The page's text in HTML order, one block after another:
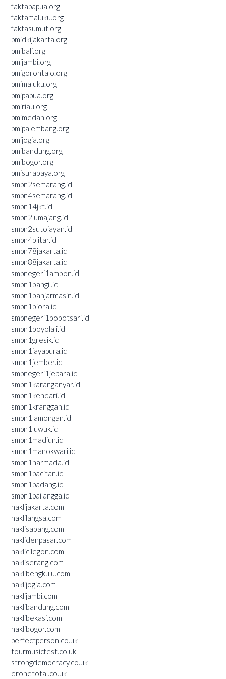
faktapapua.org
faktamaluku.org
faktasumut.org
pmidkijakarta.org
pmibali.org
pmijambi.org
pmigorontalo.org
pmimaluku.org
pmipapua.org
pmiriau.org
pmimedan.org
pmipalembang.org
pmijogja.org
pmibandung.org
pmibogor.org
pmisurabaya.org
smpn2semarang.id
smpn4semarang.id
smpn14jkt.id
smpn2lumajang.id
smpn2sutojayan.id
smpn4blitar.id
smpn78jakarta.id
smpn88jakarta.id
smpnegeri1ambon.id
smpn1bangil.id
smpn1banjarmasin.id
smpn1biora.id
smpnegeri1bobotsari.id
smpn1boyolali.id
smpn1gresik.id
smpn1jayapura.id
smpn1jember.id
smpnegeri1jepara.id
smpn1karanganyar.id
smpn1kendari.id
smpn1kranggan.id
smpn1lamongan.id
smpn1luwuk.id
smpn1madiun.id
smpn1manokwari.id
smpn1narmada.id
smpn1pacitan.id
smpn1padang.id
smpn1pailangga.id
haklijakarta.com
haklilangsa.com
haklisabang.com
haklidenpasar.com
haklicilegon.com
hakliserang.com
haklibengkulu.com
haklijogja.com
haklijambi.com
haklibandung.com
haklibekasi.com
haklibogor.com
perfectperson.co.uk
tourmusicfest.co.uk
strongdemocracy.co.uk
dronetotal.co.uk